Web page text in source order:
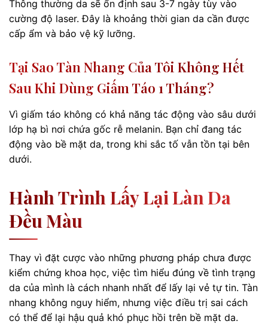
Thông thường da sẽ ổn định sau 3-7 ngày tùy vào
cường độ laser. Đây là khoảng thời gian da cần được
cấp ẩm và bảo vệ kỹ lưỡng.
Tại Sao Tàn Nhang Của Tôi Không Hết
Sau Khi Dùng Giấm Táo 1 Tháng?
Vì giấm táo không có khả năng tác động vào sâu dưới
lớp hạ bì nơi chứa gốc rễ melanin. Bạn chỉ đang tác
động vào bề mặt da, trong khi sắc tố vẫn tồn tại bên
dưới.
Hành Trình Lấy Lại Làn Da
Đều Màu
Thay vì đặt cược vào những phương pháp chưa được
kiểm chứng khoa học, việc tìm hiểu đúng về tình trạng
da của mình là cách nhanh nhất để lấy lại vẻ tự tin. Tàn
nhang không nguy hiểm, nhưng việc điều trị sai cách
có thể để lại hậu quả khó phục hồi trên bề mặt da.